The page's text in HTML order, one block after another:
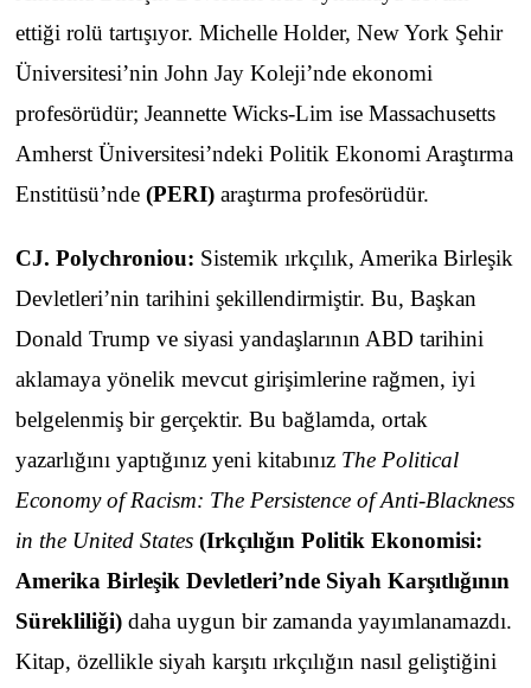
ettiği rolü tartışıyor. Michelle Holder, New York Şehir
Üniversitesi’nin John Jay Koleji’nde ekonomi
profesörüdür; Jeannette Wicks-Lim ise Massachusetts
Amherst Üniversitesi’ndeki Politik Ekonomi Araştırma
Enstitüsü’nde(PERI) araştırma profesörüdür.
CJ. Polychroniou: Sistemik ırkçılık, Amerika Birleşik
Devletleri’nin tarihini şekillendirmiştir. Bu, Başkan
Donald Trump ve siyasi yandaşlarının ABD tarihini
aklamaya yönelik mevcut girişimlerine rağmen, iyi
belgelenmiş bir gerçektir. Bu bağlamda, ortak
yazarlığını yaptığınız yeni kitabınız The Political
Economy of Racism: The Persistence of Anti-Blackness
in the United States (Irkçılığın Politik Ekonomisi:
Amerika Birleşik Devletleri’nde Siyah Karşıtlığının
Sürekliliği)daha uygun bir zamanda yayımlanamazdı.
Kitap, özellikle siyah karşıtı ırkçılığın nasıl geliştiğini